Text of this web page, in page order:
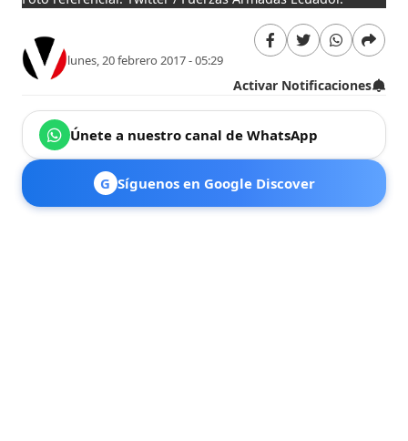
lunes, 20 febrero 2017 - 05:29
Activar Notificaciones
Únete a nuestro canal de WhatsApp
G Síguenos en Google Discover